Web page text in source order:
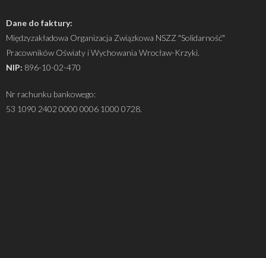
Dane do faktury:
Międzyzakładowa Organizacja Związkowa NSZZ "Solidarność"
Pracowników Oświaty i Wychowania Wrocław-Krzyki.
NIP: 896-10-02-470
Nr rachunku bankowego:
53 1090 2402 0000 0006 1000 0728.